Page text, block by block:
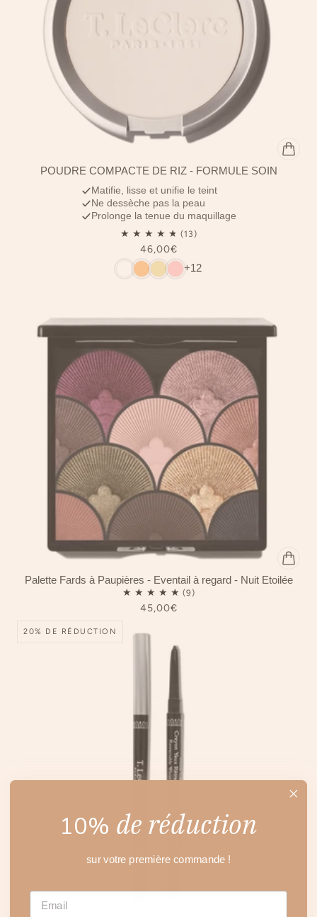
POUDRE COMPACTE DE RIZ - FORMULE SOIN
Matifie, lisse et unifie le teint
Ne dessèche pas la peau
Prolonge la tenue du maquillage
46,00€
+12
Palette Fards à Paupières - Éventail à regard - Nuit Étoilée
45,00€
20% DE RÉDUCTION
10% de réduction
sur votre première commande !
EMAIL